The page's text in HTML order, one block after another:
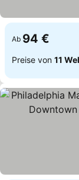
Ab 94 €
Preise von 11